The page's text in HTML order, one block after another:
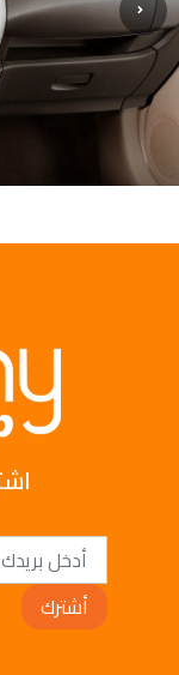
أشترك